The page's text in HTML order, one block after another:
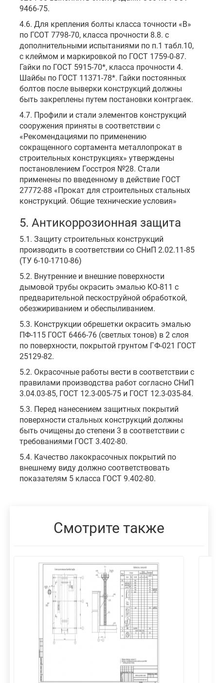
9466-75.
4.6. Для крепления болты класса точности «В»
по ГСОТ 7798-70, класса прочности 8.8. с
дополнительными испытаниями по п.1 табл.10,
с клеймом и маркировкой по ГОСТ 1759-0-87.
Гайки по ГОСТ 5915-70*, класса прочности 4.
Шайбы по ГОСТ 11371-78*. Гайки постоянных
болтов после выверки конструкций должны
быть закреплены путем постановки контргаек.
4.7. Профили и стали элементов конструкций
сооружения приняты в соответствии с
«Рекомендациями по применению
сокращенного сортамента металлопрокат в
строительных конструкциях» утверждены
постановлением Госстроя №28. Стали
применены по введенному в действие ГОСТ
27772-88 «Прокат для строительных стальных
конструкций. Общие технические условия»
5. Антикоррозионная защита
5.1. Защиту строительных конструкций
производить в соответствии со СНиП 2.02.11-85
(ТУ 6-10-1710-86)
5.2. Внутренние и внешние поверхности
дымовой трубы окрасить эмалью КО-811 с
предварительной пескоструйной обработкой,
обезжириванием и обеспыливанием.
5.3. Конструкции обрешетки окрасить эмалью
ПФ-115 ГОСТ 6466-76 (светлых тонов) в 2 слоя
по поверхности, покрытой грунтом ГФ-021 ГОСТ
25129-82.
5.2. Окрасочные работы вести в соответствии с
правилами производства работ согласно СНиП
3.04.03-85, ГОСТ 12.3-005-75 и ГОСТ 12.3-035-84.
5.3. Перед нанесением защитных покрытий
поверхности стальных конструкций должны
быть очищены до степени 3 в соответствии с
требованиями ГОСТ 3.402-80.
5.4. Качество лакокрасочных покрытий по
внешнему виду должно соответствовать
показателям 5 класса ГОСТ 9.402-80.
Смотрите также